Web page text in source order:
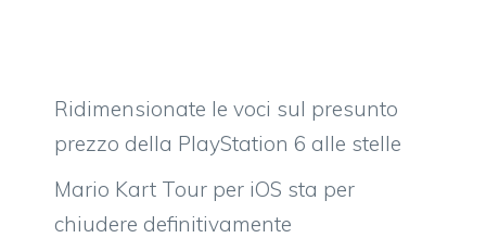
Ridimensionate le voci sul presunto
prezzo della PlayStation 6 alle stelle
Mario Kart Tour per iOS sta per
chiudere definitivamente